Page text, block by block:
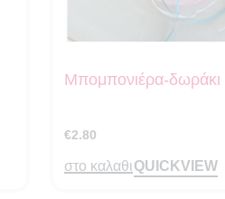
Μπομπονιέρα-
€2.80
στο καλαθιQUICKVIEW